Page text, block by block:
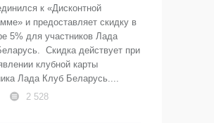
к «Дисконтной
и предоставляет скидку в
5% для участников Лада
Скидка действует при
клубной карты
Лада Клуб Беларусь....
2 528